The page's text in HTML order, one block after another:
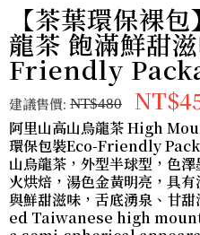
【茶葉環保裸
龍茶 飽滿鮮甜
Friendly
建議售價: NT$480
阿里山高山烏龍茶 High
環保包裝Eco-Friendly
山烏龍茶，外型半球型，色
火烘焙，湯色金黃明亮，具
與鮮甜滋味，舌底湧泉、甘
ed Taiwanese high